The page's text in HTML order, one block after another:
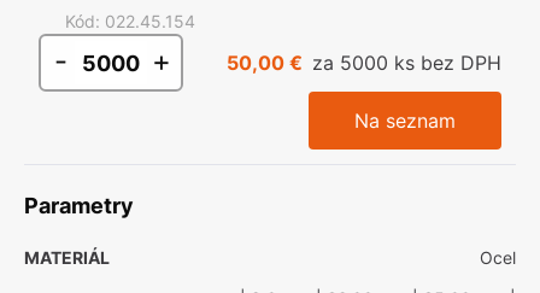
Kód: 022.45.154
- + 50,00 € za 5000 ks bez DPH
Na seznam
Parametry
MATERIÁL Ocel